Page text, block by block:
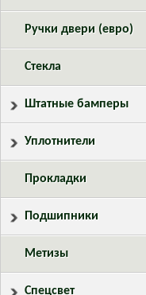
Ручки двери (евро)
Стекла
Штатные бамперы
Уплотнители
Прокладки
Подшипники
Метизы
Спецсвет